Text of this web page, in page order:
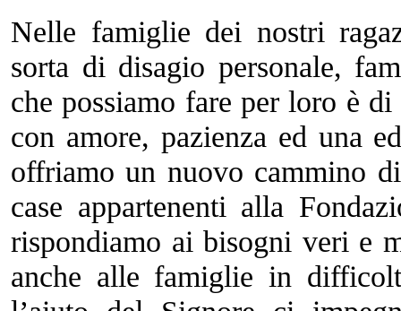
Nelle famiglie dei nostri
sorta di disagio personale,
che possiamo fare per loro è
con amore, pazienza ed una
offriamo un nuovo cammino
case appartenenti alla
rispondiamo ai bisogni veri e
anche alle famiglie in